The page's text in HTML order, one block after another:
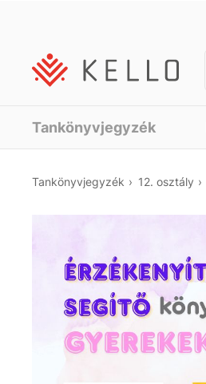
Tankönyvjegyzék
Tankönyvjegyzék 12. osztály